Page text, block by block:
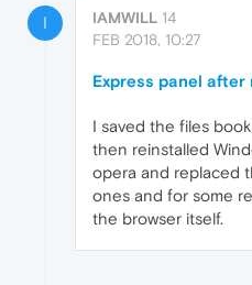
I IAMWILL 14
FEB 2018, 10:27
Express panel
I saved the files
then reinstalled
opera and replaced
ones and for some
the browser itself.